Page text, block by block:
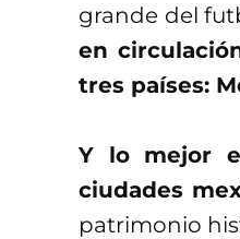
grande del
en
tres países:
Y lo mejor
ciudades
patrimonio